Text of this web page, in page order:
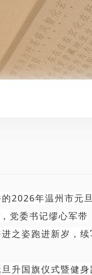
2026年温州市元
党委书记缪心军带
之姿跑进新岁，
升国旗仪式暨健